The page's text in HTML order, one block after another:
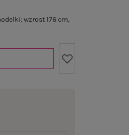
wzrost 176 cm,